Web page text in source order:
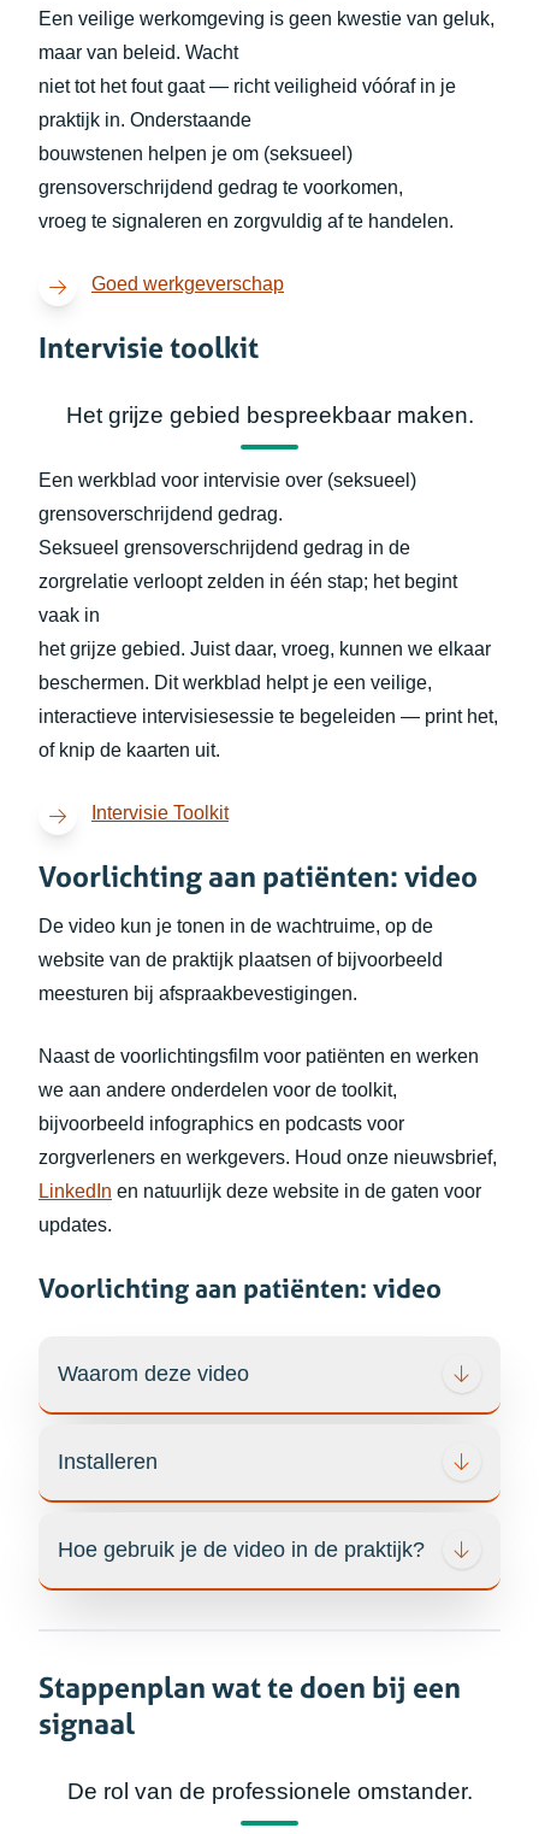
Een veilige werkomgeving is geen kwestie van geluk,
maar van beleid. Wacht
niet tot het fout gaat — richt veiligheid vóóraf in je
praktijk in. Onderstaande
bouwstenen helpen je om (seksueel)
grensoverschrijdend gedrag te voorkomen,
vroeg te signaleren en zorgvuldig af te handelen.
Goed werkgeverschap(opent in nieuw tabblad)
Intervisie toolkit
Het grijze gebied bespreekbaar maken.
Een werkblad voor intervisie over (seksueel)
grensoverschrijdend gedrag.
Seksueel grensoverschrijdend gedrag in de
zorgrelatie verloopt zelden in één stap; het begint
vaak in
het grijze gebied. Juist daar, vroeg, kunnen we elkaar
beschermen. Dit werkblad helpt je een veilige,
interactieve intervisiesessie te begeleiden — print het,
of knip de kaarten uit.
Intervisie Toolkit(opent in nieuw tabblad)
Voorlichting aan patiënten: video
De video kun je tonen in de wachtruime, op de
website van de praktijk plaatsen of bijvoorbeeld
meesturen bij afspraakbevestigingen.
Naast de voorlichtingsfilm voor patiënten en werken
we aan andere onderdelen voor de toolkit,
bijvoorbeeld infographics en podcasts voor
zorgverleners en werkgevers. Houd onze nieuwsbrief,
LinkedIn (opent in nieuw tabblad)
en natuurlijk deze website in de gaten voor
updates.
Voorlichting aan patiënten: video
Waarom deze video
Installeren
Hoe gebruik je de video in de praktijk?
Stappenplan wat te doen bij een
signaal
De rol van de professionele omstander.